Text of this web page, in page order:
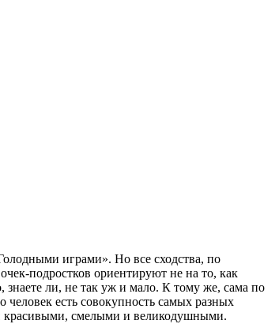
играми». Но все сходства, по
подростков ориентируют не на то, как
знаете ли, не так уж и мало. К тому же, сама по
есть совокупность самых разных
красивыми, смелыми и великодушными.